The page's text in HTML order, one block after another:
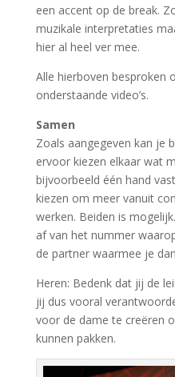
een accent op de break.
muzikale interpretaties
hier al heel ver mee.
Alle hierboven besproken
onderstaande video’s.
Samen
Zoals aangegeven kan je
ervoor kiezen elkaar wat
bijvoorbeeld één hand
kiezen om meer vanuit
werken. Beiden is
af van het nummer
de partner waarmee je
Heren: Bedenk dat jij de
jij dus vooral
voor de dame te creëren
kunnen pakken.